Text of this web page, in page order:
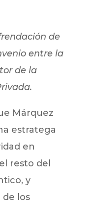
de
entre la
de la
Márquez
estratega
en
resto del
y
los